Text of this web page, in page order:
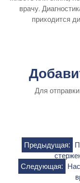
врачу.
приходится
Для
по
Предыдущая:
Следующая: